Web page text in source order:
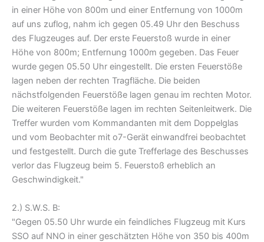
in einer Höhe von 800m und einer Entfernung von 1000m
auf uns zuflog, nahm ich gegen 05.49 Uhr den Beschuss
des Flugzeuges auf. Der erste Feuerstoß wurde in einer
Höhe von 800m; Entfernung 1000m gegeben. Das Feuer
wurde gegen 05.50 Uhr eingestellt. Die ersten Feuerstöße
lagen neben der rechten Tragfläche. Die beiden
nächstfolgenden Feuerstöße lagen genau im rechten Motor.
Die weiteren Feuerstöße lagen im rechten Seitenleitwerk. Die
Treffer wurden vom Kommandanten mit dem Doppelglas
und vom Beobachter mit o7-Gerät einwandfrei beobachtet
und festgestellt. Durch die gute Trefferlage des Beschusses
verlor das Flugzeug beim 5. Feuerstoß erheblich an
Geschwindigkeit."
2.) S.W.S. B:
"Gegen 05.50 Uhr wurde ein feindliches Flugzeug mit Kurs
SSO auf NNO in einer geschätzten Höhe von 350 bis 400m